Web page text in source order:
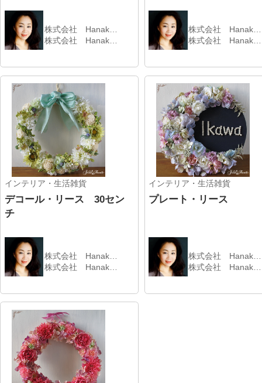
HOME| 運営会社 登録はこちら ご利用規約| プライバシーポリシ
ー|キャンセルポリシー 広告掲載のお問合せ|お問合せ
Copyright ©2026 KYUSHU WOMAN All Rights Reserved.